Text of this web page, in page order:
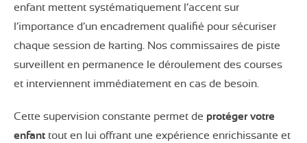
enfant mettent systématiquement l’accent sur
l’importance d’un encadrement qualifié pour sécuriser
chaque session de karting. Nos commissaires de piste
surveillent en permanence le déroulement des courses
et interviennent immédiatement en cas de besoin.
Cette supervision constante permet de protéger votre
enfant tout en lui offrant une expérience enrichissante et